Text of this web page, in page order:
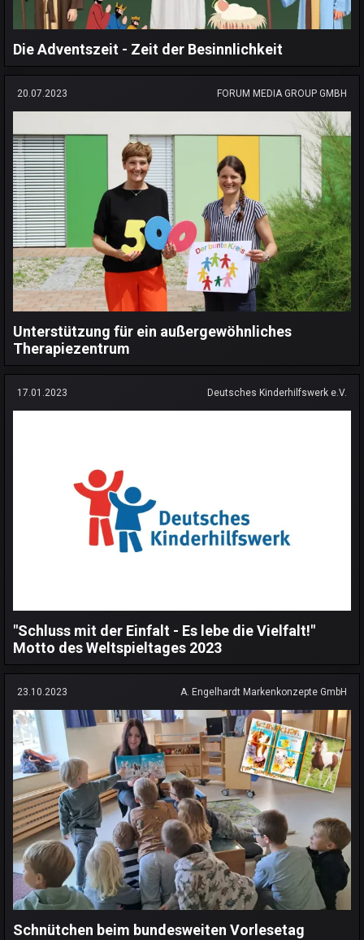
Die Adventszeit - Zeit der Besinnlichkeit
20.07.2023 FORUM MEDIA GROUP GMBH
Unterstützung für ein außergewöhnliches
Therapiezentrum
17.01.2023 Deutsches Kinderhilfswerk e.V.
"Schluss mit der Einfalt - Es lebe die Vielfalt!"
Motto des Weltspieltages 2023
23.10.2023 A. Engelhardt Markenkonzepte GmbH
Schnütchen beim bundesweiten Vorlesetag